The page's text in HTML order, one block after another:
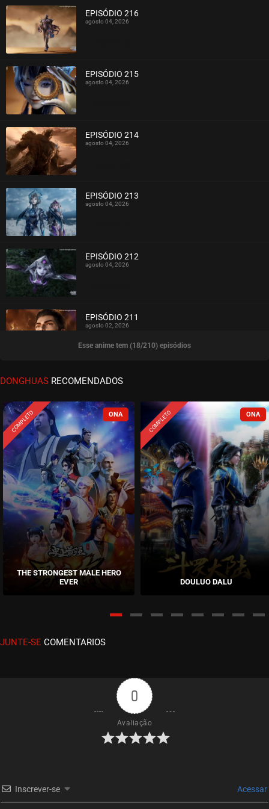
EPISÓDIO 216
agosto 04, 2026
EPISÓDIO 215
agosto 04, 2026
EPISÓDIO 214
agosto 04, 2026
EPISÓDIO 213
agosto 04, 2026
EPISÓDIO 212
agosto 04, 2026
ASSISTIDO
EPISÓDIO 211
agosto 02, 2026
ASSISTIDO
EPISÓDIO 210
ASSISTIDO
EPISÓDIO 209
julho 30, 2026
ASSISTIDO
EPISÓDIO 208
julho 30, 2026
EPISÓDIO 207
julho 30, 2026
ASSISTIDO
EPISÓDIO 205
julho 30, 2026
EPISÓDIO 204
EPISÓDIO 203
Esse anime tem (18/210) episódios
DONGHUAS RECOMENDADOS
COMPLETO
THE STRONGEST MALE HERO
EVER
COMPLETO
DOULUO DALU
JUNTE-SE COMENTARIOS
0
Avaliação
Inscrever-se Acessar